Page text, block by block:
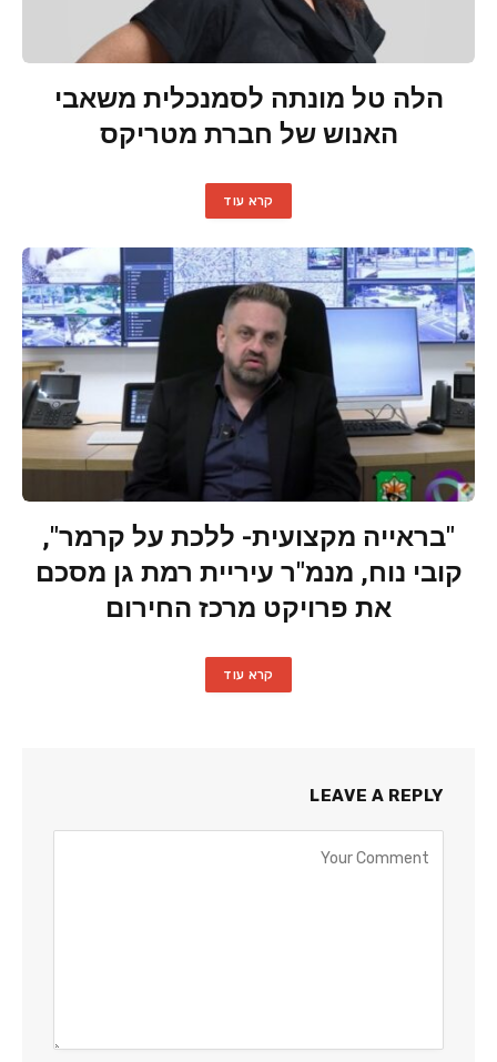
הלה טל מונתה לסמנכלית משאבי
האנוש של חברת מטריקס
קרא עוד
"בראייה מקצועית- ללכת על קרמר",
קובי נוח, מנמ"ר עיריית רמת גן מסכם
את פרויקט מרכז החירום
קרא עוד
LEAVE A REPLY